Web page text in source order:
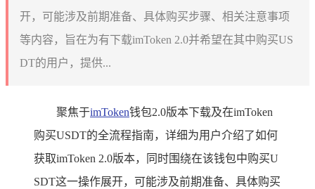
开，可能涉及前期准备、具体购买步骤、相关注意事项
等内容，旨在为有下载imToken 2.0并希望在其中购买US
DT的用户，提供...
聚焦于imToken钱包2.0版本下载及在imToken
购买USDT的全流程指南，详细为用户介绍了如何
获取imToken 2.0版本，同时围绕在该钱包中购买U
SDT这一操作展开，可能涉及前期准备、具体购买